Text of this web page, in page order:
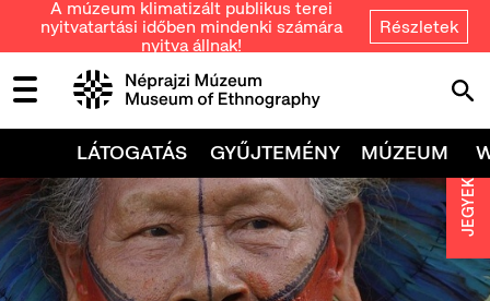
A múzeum klimatizált publikus terei
nyitvatartási időben mindenki számára
nyitva állnak!
Részletek
LÁTOGATÁS GYŰJTEMÉNY MÚZEUM
JEGYEK